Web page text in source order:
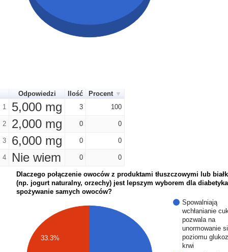
Odpowiedzi Ilość
Procent
1
5,000 mg 3 100
2 2,000 mg 0 0
3 6,000 mg 0 0
4 Nie wiem 0 0
Dlaczego połączenie owoców z produktami tłuszczowymi lub
(np. jogurt naturalny, orzechy) jest lepszym wyborem dla
spożywanie samych owoców?
Spowalniają
wchłanianie
pozwala na
unormowanie
poziomu
krwi
33.3%